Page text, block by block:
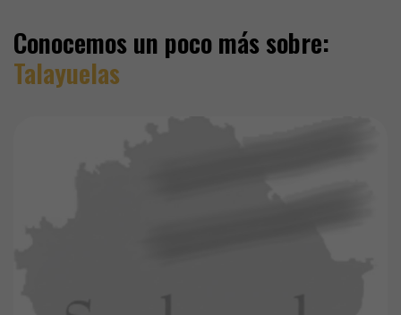
Conocemos un poco más sobre:
Talayuelas